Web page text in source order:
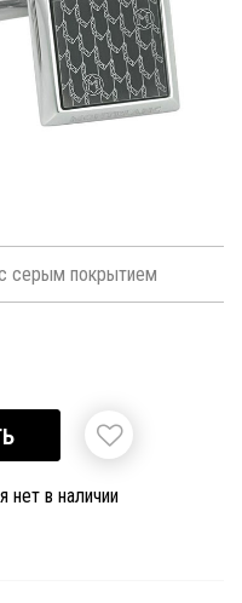
серым покрытием
нет в наличии